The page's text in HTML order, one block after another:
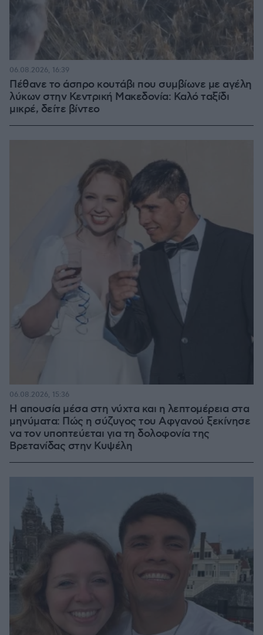
Πέθανε το άσπρο κουτάβι που συμβίωνε με αγέλη
λύκων στην Κεντρική Μακεδονία: Καλό ταξίδι
μικρέ, δείτε βίντεο
06.08.2026, 16:39
Η απουσία μέσα στη νύχτα και η λεπτομέρεια στα
μηνύματα: Πώς η σύζυγος του Αφγανού ξεκίνησε
να τον υποπτεύεται για τη δολοφονία της
Βρετανίδας στην Κυψέλη
06.08.2026, 15:36